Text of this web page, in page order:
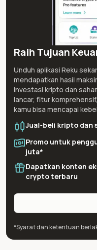
Raih Tujuan
Unduh aplikasi Reku
mendapatkan hasil
investasi kripto dan
lancar, fitur
kamu bisa mencapai
Jual-beli kripto dan
Promo untuk
juta*
Dapatkan konten
crypto terbaru
*Syarat dan ketentuan